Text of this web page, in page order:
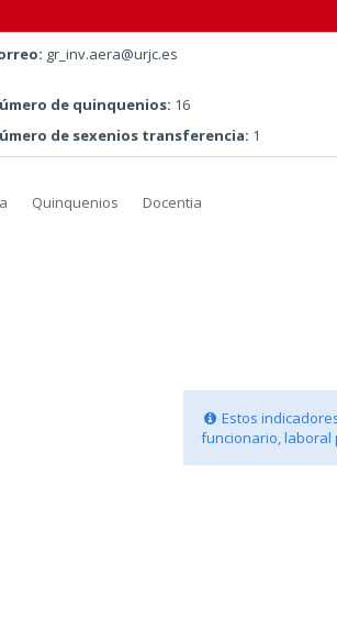
gr_inv.aera@urjc.es
de quinquenios: 16
de sexenios transferencia: 1
Quinquenios Docentia
Estos
funcionario, laboral